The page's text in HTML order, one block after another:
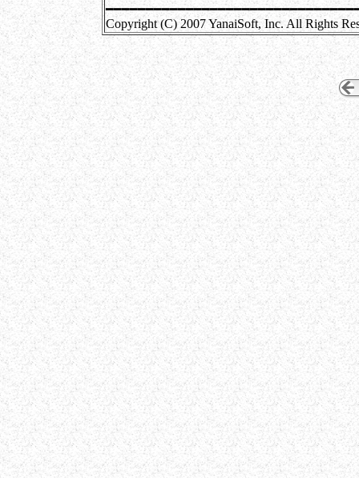
Copyright (C) 2007 YanaiSoft, Inc. All Rights